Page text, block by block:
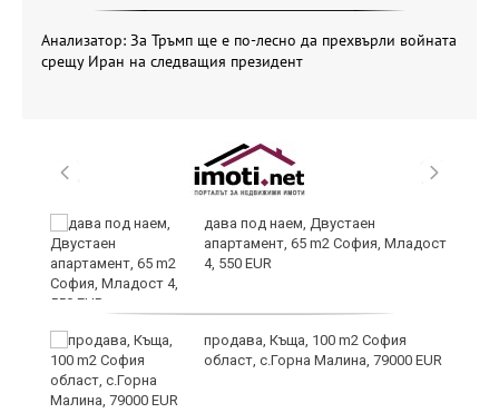
Анализатор: За Тръмп ще е по-лесно да прехвърли войната
срещу Иран на следващия президент
дава под наем, Двустаен
апартамент, 65 m2 София, Младост
4, 550 EUR
продава, Къща, 100 m2 София
област, с.Горна Малина, 79000 EUR